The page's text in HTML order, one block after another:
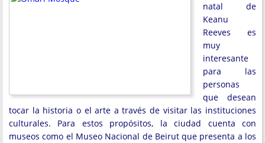
natal de
Keanu
Reeves es
muy
interesante
para las
personas
que desean
tocar la historia o el arte a través de visitar las instituciones
culturales. Para estos propósitos, la ciudad cuenta con
museos como el Museo Nacional de Beirut que presenta a los